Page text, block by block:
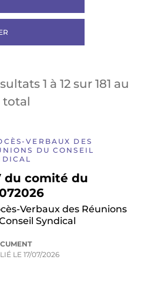
1 à 12 sur 181 au
total
VERBAUX DES
DU CONSEIL
du comité du
Verbaux des Réunions
Syndical
LE17/07/2026